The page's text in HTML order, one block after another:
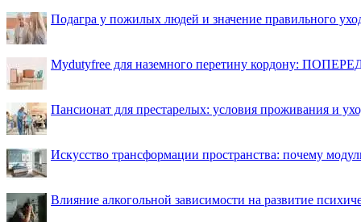
Подагра у пожилых людей и значение правильного
Mydutyfree для наземного перетину кордону:
Пансионат для престарелых: условия проживания и
Искусство трансформации пространства: почему
Влияние алкогольной зависимости на развитие